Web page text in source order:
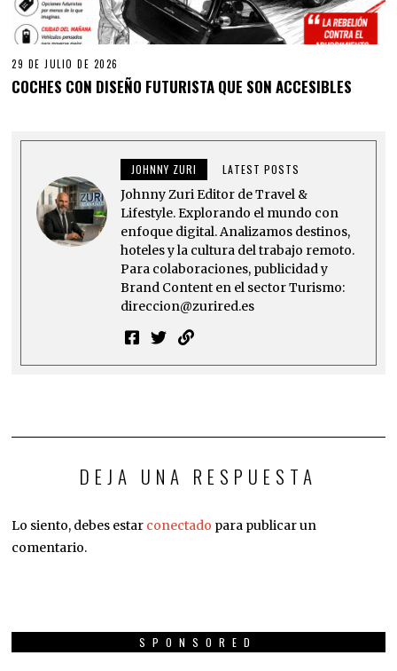
29 DE JULIO DE 2026
COCHES CON DISEÑO FUTURISTA QUE SON ACCESIBLES
JOHNNY ZURI LATEST POSTS
Johnny Zuri Editor de Travel &
Lifestyle. Explorando el mundo con
enfoque digital. Analizamos destinos,
hoteles y la cultura del trabajo remoto.
Para colaboraciones, publicidad y
Brand Content en el sector Turismo:
direccion@zurired.es
DEJA UNA RESPUESTA
Lo siento, debes estar conectado para publicar un
comentario.
SPONSORED